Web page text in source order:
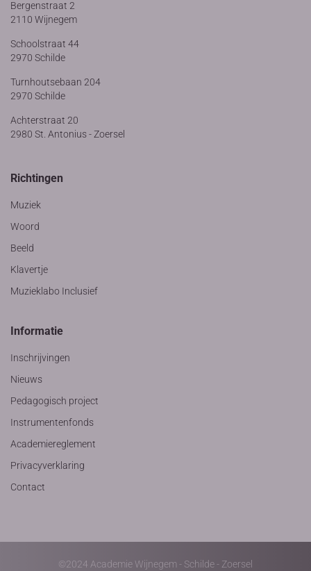
Bergenstraat 2
2110 Wijnegem
Schoolstraat 44
2970 Schilde
Turnhoutsebaan 204
2970 Schilde
Achterstraat 20
2980 St. Antonius - Zoersel
Richtingen
Muziek
Woord
Beeld
Klavertje
Muzieklabo Inclusief
Informatie
Inschrijvingen
Nieuws
Pedagogisch project
Instrumentenfonds
Academiereglement
Privacyverklaring
Contact
©2024 Academie Wijnegem - Schilde - Zoersel